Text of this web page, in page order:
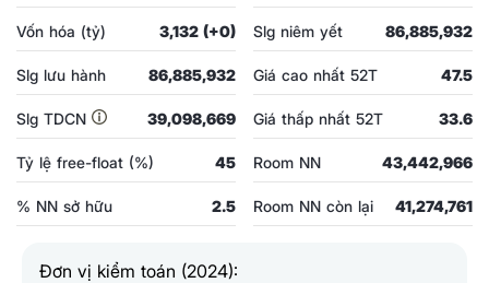
Vốn hóa (tỷ) 3,132 (+0) Slg niêm yết 86,885,932
Slg lưu hành 86,885,932 Giá cao nhất 52T 47.5
Slg TDCN 39,098,669 Giá thấp nhất 52T 33.6
Tỷ lệ free-float (%) 45 Room NN 43,442,966
% NN sở hữu 2.5 Room NN còn lại 41,274,761
Đơn vị kiểm toán (2024):